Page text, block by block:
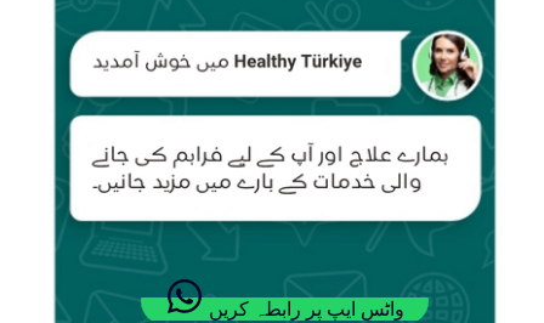
واٹس ایپ پر رابطہ کریں